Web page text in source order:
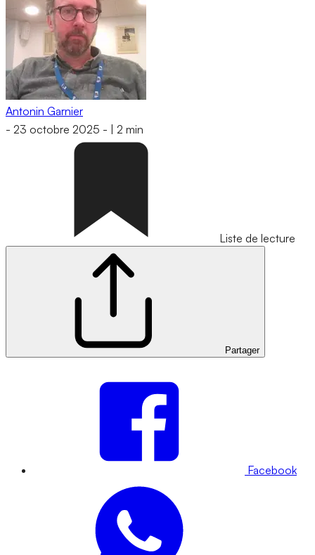
Antonin Garnier
- 23 octobre 2025 - 2 min
Liste de lecture
Partager
Facebook